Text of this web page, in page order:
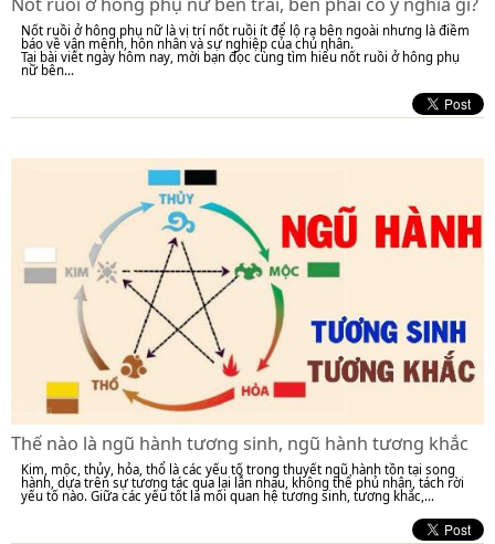
Nốt ruồi ở hông phụ nữ là vị trí nốt ruồi ít để lộ ra bên ngoài nhưng là điềm
báo về vận mệnh, hôn nhân và sự nghiệp của chủ nhân.
Tại bài viết ngày hôm nay, mời bạn đọc cùng tìm hiểu nốt ruồi ở hông phụ
nữ bên...
Thế nào là ngũ hành tương sinh, ngũ hành tương khắc
Kim, mộc, thủy, hỏa, thổ là các yếu tố trong thuyết ngũ hành tồn tại song
hành, dựa trên sự tương tác qua lại lẫn nhau, không thể phủ nhận, tách rời
yếu tố nào. Giữa các yếu tốt là mối quan hệ tương sinh, tương khắc,...